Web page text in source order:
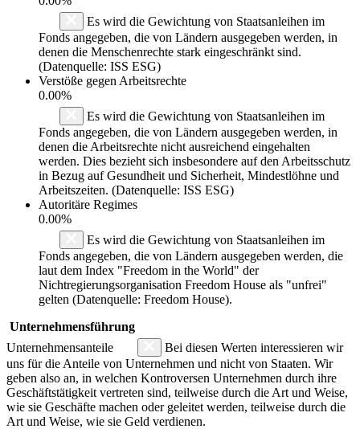
Es wird die Gewichtung von Staatsanleihen im
Fonds angegeben, die von Ländern ausgegeben werden, in
denen die Menschenrechte stark eingeschränkt sind.
(Datenquelle: ISS ESG)
Verstöße gegen Arbeitsrechte
0.00%
Es wird die Gewichtung von Staatsanleihen im
Fonds angegeben, die von Ländern ausgegeben werden, in
denen die Arbeitsrechte nicht ausreichend eingehalten
werden. Dies bezieht sich insbesondere auf den Arbeitsschutz
in Bezug auf Gesundheit und Sicherheit, Mindestlöhne und
Arbeitszeiten. (Datenquelle: ISS ESG)
Autoritäre Regimes
0.00%
Es wird die Gewichtung von Staatsanleihen im
Fonds angegeben, die von Ländern ausgegeben werden, die
laut dem Index "Freedom in the World" der
Nichtregierungsorganisation Freedom House als "unfrei"
gelten (Datenquelle: Freedom House).
Unternehmensführung
Unternehmensanteile
Bei diesen Werten interessieren wir
uns für die Anteile von Unternehmen und nicht von Staaten. Wir
geben also an, in welchen Kontroversen Unternehmen durch ihre
Geschäftstätigkeit vertreten sind, teilweise durch die Art und Weise,
wie sie Geschäfte machen oder geleitet werden, teilweise durch die
Art und Weise, wie sie Geld verdienen.